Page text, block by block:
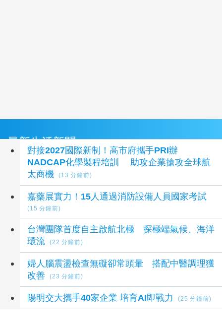
最新生活新聞
對接2027國際新制！高市府攜手PRI辦
NADCAP化學製程培訓 助攻企業搶攻全球航
太商機
(13 分鐘前)
嘉藥展實力！15人通過消防設備人員國家考試
(15 分鐘前)
台灣團隊首度自主啟航北極 探極端氣候、海洋
環流
(22 分鐘前)
婦人腦震盪檢查無礙卻常頭暈 搭配中醫調理獲
改善
(23 分鐘前)
陽明交大攜手40家企業 培育AI即戰力 (25 分鐘前)